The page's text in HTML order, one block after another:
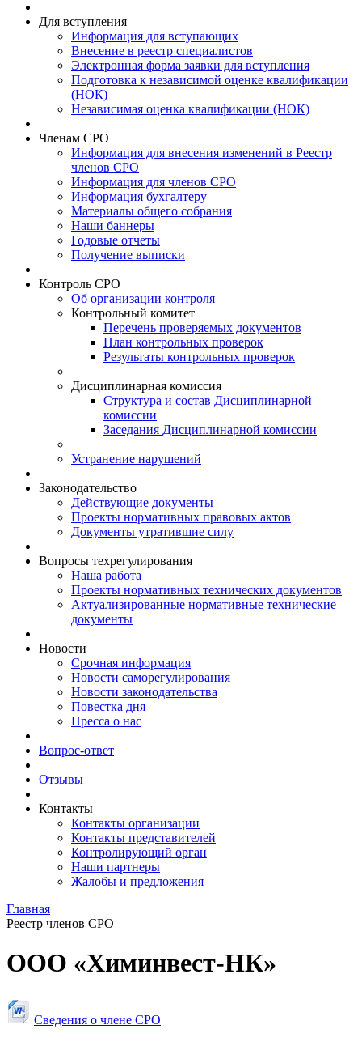
Для вступления
Информация для вступающих
Внесение в реестр специалистов
Электронная форма заявки для вступления
Подготовка к независимой оценке квалификации
(НОК)
Независимая оценка квалификации (НОК)
Членам СРО
Информация для внесения изменений в Реестр
членов СРО
Информация для членов СРО
Информация бухгалтеру
Материалы общего собрания
Наши баннеры
Годовые отчеты
Получение выписки
Контроль СРО
Об организации контроля
Контрольный комитет
Перечень проверяемых документов
План контрольных проверок
Результаты контрольных проверок
Дисциплинарная комиссия
Структура и состав Дисциплинарной
комиссии
Заседания Дисциплинарной комиссии
Устранение нарушений
Законодательство
Действующие документы
Проекты нормативных правовых актов
Документы утратившие силу
Вопросы техрегулирования
Наша работа
Проекты нормативных технических документов
Актуализированные нормативные технические
документы
Новости
Срочная информация
Новости саморегулирования
Новости законодательства
Повестка дня
Пресса о нас
Вопрос-ответ
Отзывы
Контакты
Контакты организации
Контакты представителей
Контролирующий орган
Наши партнеры
Жалобы и предложения
Главная
Реестр членов СРО
ООО «Химинвест-НК»
Сведения о члене СРО